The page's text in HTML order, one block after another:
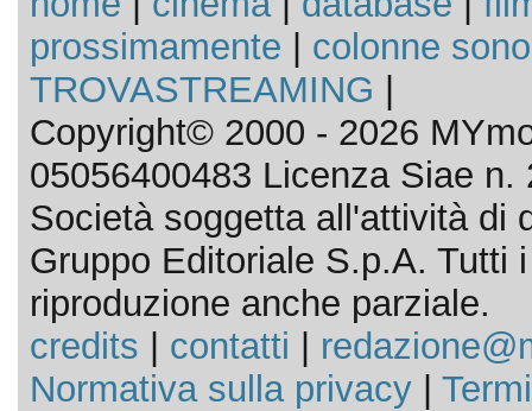
prossimamente
colonne
TROVASTREAMING
Copyright© 2000 - 2026
05056400483 Licenza Siae n.
Società soggetta all'attività di
Gruppo Editoriale S.p.A. Tutti
riproduzione anche parziale.
credits
contatti
Normativa sulla privacy|